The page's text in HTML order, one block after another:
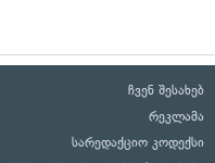
ჩვენ შესახებ
რეკლამა
სარედაქციო კოდექსი